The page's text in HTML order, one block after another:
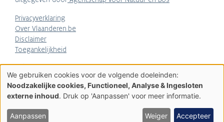
Privacyverklaring
Over Vlaanderen.be
Disclaimer
Toegankelijkheid
AGENTSCHAP
NATUUR & BOS
Gebruik
van
persoonsgegevens
cookies
We gebruiken cookies voor de volgende doeleinden:
Noodzakelijke cookies, Functioneel, Analyse & Ingesloten
externe inhoud. Druk op 'Aanpassen' voor meer informatie.
Aanpassen Weiger Accepteer